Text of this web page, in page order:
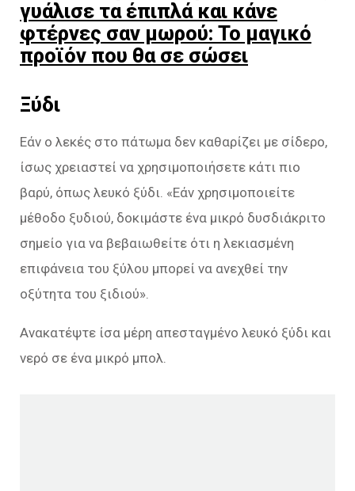
γυάλισε τα έπιπλά και κάνε
φτέρνες σαν μωρού: Το μαγικό
προϊόν που θα σε σώσει
Ξύδι
Εάν ο λεκές στο πάτωμα δεν καθαρίζει με σίδερο,
ίσως χρειαστεί να χρησιμοποιήσετε κάτι πιο
βαρύ, όπως λευκό ξύδι. «Εάν χρησιμοποιείτε
μέθοδο ξυδιού, δοκιμάστε ένα μικρό δυσδιάκριτο
σημείο για να βεβαιωθείτε ότι η λεκιασμένη
επιφάνεια του ξύλου μπορεί να ανεχθεί την
οξύτητα του ξιδιού».
Ανακατέψτε ίσα μέρη απεσταγμένο λευκό ξύδι και
νερό σε ένα μικρό μπολ.